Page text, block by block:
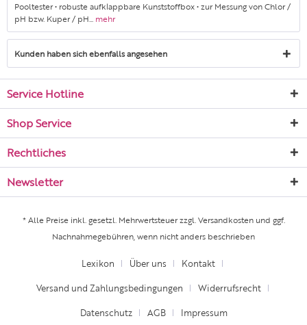
Pooltester • robuste aufklappbare Kunststoffbox • zur Messung von Chlor /
pH bzw. Kuper / pH...
mehr
Kunden haben sich ebenfalls angesehen
Service Hotline
Shop Service
Rechtliches
Newsletter
* Alle Preise inkl. gesetzl. Mehrwertsteuer zzgl.Versandkostenund ggf.
Nachnahmegebühren, wenn nicht anders beschrieben
Lexikon Über uns Kontakt
Versand und Zahlungsbedingungen Widerrufsrecht
Datenschutz AGB Impressum